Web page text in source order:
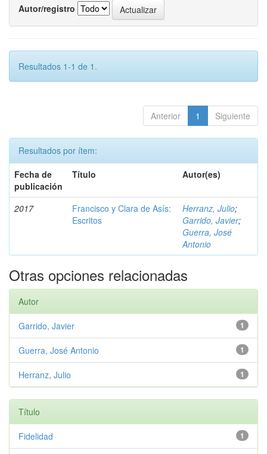
Autor/registro
Resultados 1-1 de 1.
Anterior 1 Siguiente
Resultados por ítem:
Fecha de
publicación
Título Autor(es)
2017
Francisco y Clara de Asís:
Escritos
Herranz, Julio;
Garrido, Javier;
Guerra, José
Antonio
Otras opciones relacionadas
Autor
1
Garrido, Javier
1
Guerra, José Antonio
1
Herranz, Julio
Título
1
Fidelidad